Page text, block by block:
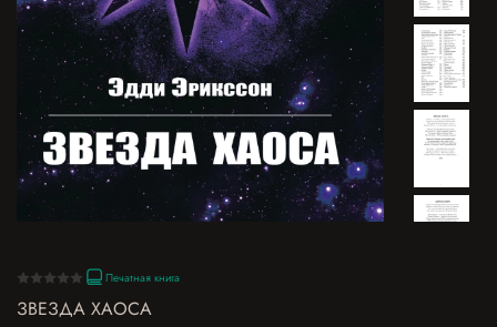
Печатная книга
ЗВЕЗДА ХАОСА